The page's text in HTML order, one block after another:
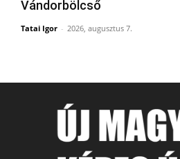
Vándorbölcső
Tatai Igor - 2026, augusztus 7.